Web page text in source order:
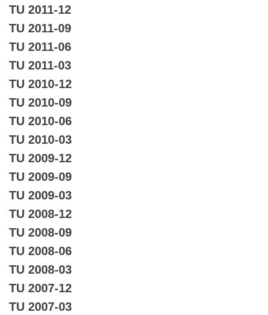
TU 2011-12
TU 2011-09
TU 2011-06
TU 2011-03
TU 2010-12
TU 2010-09
TU 2010-06
TU 2010-03
TU 2009-12
TU 2009-09
TU 2009-03
TU 2008-12
TU 2008-09
TU 2008-06
TU 2008-03
TU 2007-12
TU 2007-03